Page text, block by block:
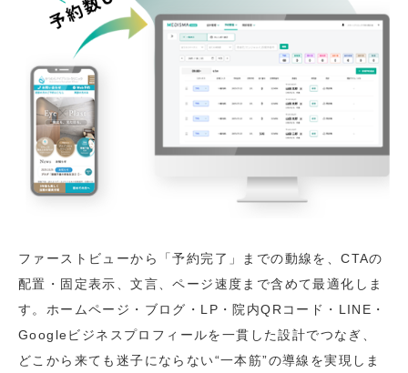
ファーストビューから「予約完了」までの動線を、CTAの
配置・固定表示、文言、ページ速度まで含めて最適化しま
す。ホームページ・ブログ・LP・院内QRコード・LINE・
Googleビジネスプロフィールを一貫した設計でつなぎ、
どこから来ても迷子にならない“一本筋”の導線を実現しま